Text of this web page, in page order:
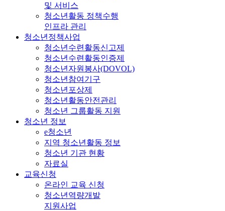
및 서비스
청소년활동 정책수행
인프라 관리
청소년정책사업
청소년수련활동신고제
청소년수련활동인증제
청소년자원봉사(DOVOL)
청소년참여기구
청소년포상제
청소년활동안전관리
청소년 그룹활동 지원
청소년 정보
e청소년
지역 청소년활동 정보
청소년 기관 현황
자료실
교육신청
온라인 교육 신청
청소년역량개발
지원사업